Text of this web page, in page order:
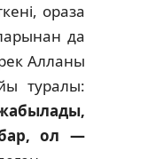
ораза
да
Алланы
туралы:
бар, ол —